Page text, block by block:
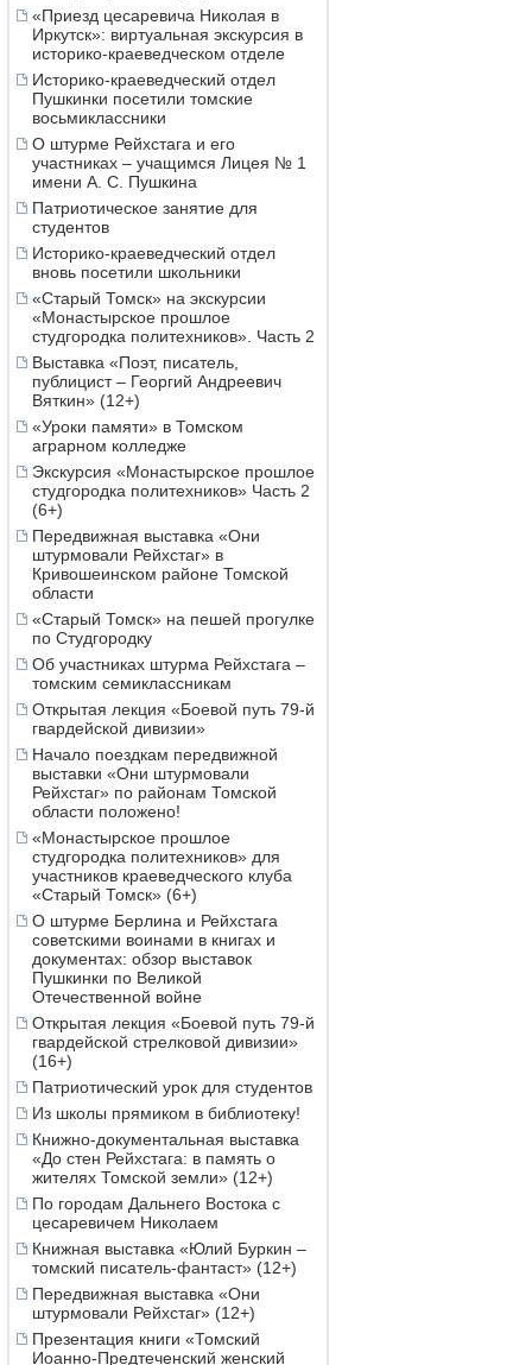
«Приезд цесаревича Николая в
Иркутск»: виртуальная экскурсия в
историко-краеведческом отделе
Историко-краеведческий отдел
Пушкинки посетили томские
восьмиклассники
О штурме Рейхстага и его
участниках – учащимся Лицея № 1
имени А. С. Пушкина
Патриотическое занятие для
студентов
Историко-краеведческий отдел
вновь посетили школьники
«Старый Томск» на экскурсии
«Монастырское прошлое
студгородка политехников». Часть 2
Выставка «Поэт, писатель,
публицист – Георгий Андреевич
Вяткин» (12+)
«Уроки памяти» в Томском
аграрном колледже
Экскурсия «Монастырское прошлое
студгородка политехников» Часть 2
(6+)
Передвижная выставка «Они
штурмовали Рейхстаг» в
Кривошеинском районе Томской
области
«Старый Томск» на пешей прогулке
по Студгородку
Об участниках штурма Рейхстага –
томским семиклассникам
Открытая лекция «Боевой путь 79-й
гвардейской дивизии»
Начало поездкам передвижной
выставки «Они штурмовали
Рейхстаг» по районам Томской
области положено!
«Монастырское прошлое
студгородка политехников» для
участников краеведческого клуба
«Старый Томск» (6+)
О штурме Берлина и Рейхстага
советскими воинами в книгах и
документах: обзор выставок
Пушкинки по Великой
Отечественной войне
Открытая лекция «Боевой путь 79-й
гвардейской стрелковой дивизии»
(16+)
Патриотический урок для студентов
Из школы прямиком в библиотеку!
Книжно-документальная выставка
«До стен Рейхстага: в память о
жителях Томской земли» (12+)
По городам Дальнего Востока с
цесаревичем Николаем
Книжная выставка «Юлий Буркин –
томский писатель-фантаст» (12+)
Передвижная выставка «Они
штурмовали Рейхстаг» (12+)
Презентация книги «Томский
Иоанно-Предтеченский женский